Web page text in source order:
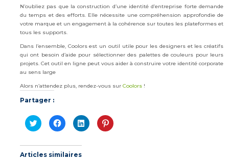
N’oubliez pas que la construction d’une identité d’entreprise forte demande
du temps et des efforts. Elle nécessite une compréhension approfondie de
votre marque et un engagement à la cohérence sur toutes les plateformes et
tous les supports.
Dans l’ensemble, Coolors est un outil utile pour les designers et les créatifs
qui ont besoin d’aide pour sélectionner des palettes de couleurs pour leurs
projets. Cet outil en ligne peut vous aider à construire votre identité corporate
au sens large
Alors n’attendez plus, rendez-vous sur Coolors !
Partager :
Cliquez
pour
partager
Twitter(ouvre
dans
une
Cliquez
pour
partager
Facebook(ouvre
dans
une
Cliquez
pour
partager
Cliquez
pour
Articles similaires